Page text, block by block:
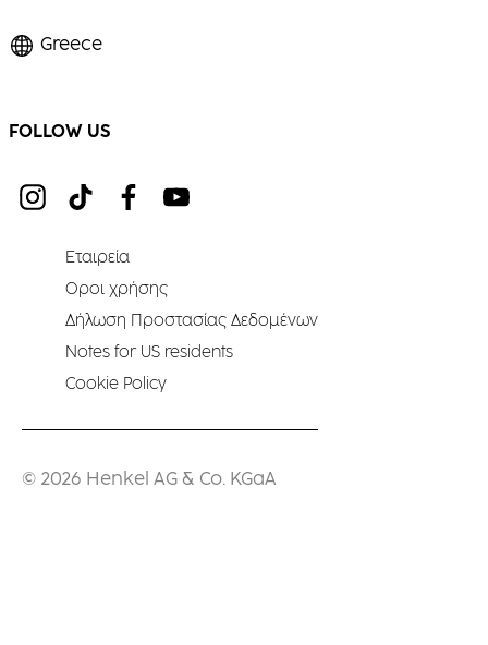
Greece
FOLLOW US
Εταιρεία
Οροι χρήσης
Δήλωση Προστασίας Δεδομένων
Notes for US residents
Cookie Policy
© 2026 Henkel AG & Co. KGaA